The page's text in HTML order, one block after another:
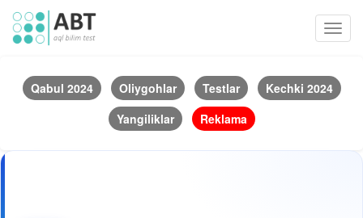
Qabul 2024 Oliygohlar Testlar
Kechki 2024
Yangiliklar
Reklama